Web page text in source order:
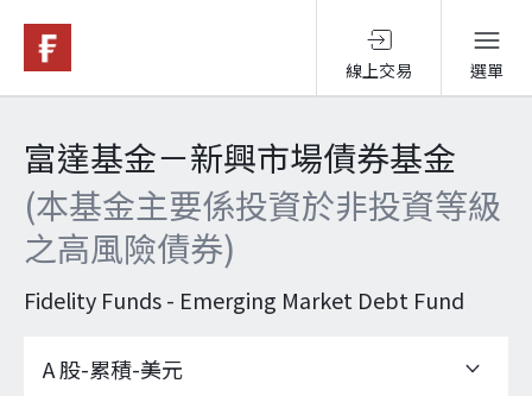
線上交易 選單
基金與配息
永續投資
投資洞見
投資解決方案
富達基金－新興市場債券基金
(本基金主要係投資於非投資等級
之高風險債券)
Fidelity Funds - Emerging Market Debt Fund